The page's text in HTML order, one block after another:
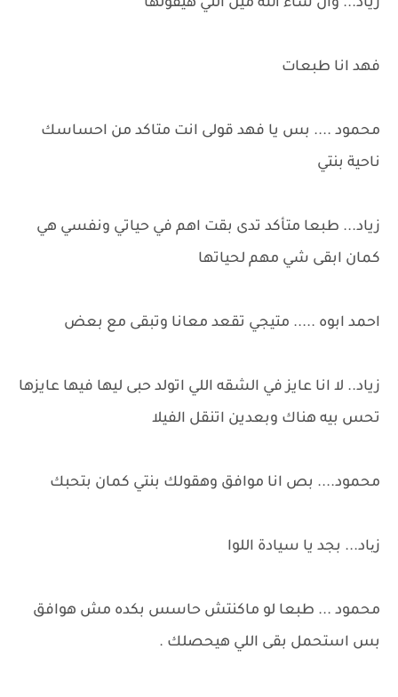
زياد... وان شاء الله مين اللي هيقولها
فهد انا طبعات
محمود .... بس يا فهد قولى انت متاكد من احساسك
ناحية بنتي
زياد... طبعا متأكد تدى بقت اهم في حياتي ونفسي هي
كمان ابقى شي مهم لحياتها
احمد ابوه ..... متيجي تقعد معانا وتبقى مع بعض
زياد.. لا انا عايز في الشقه اللي اتولد حبى ليها فيها عايزها
تحس بيه هناك وبعدين اتنقل الفيلا
محمود.... بص انا موافق وهقولك بنتي كمان بتحبك
زیاد... بجد يا سيادة اللوا
محمود ... طبعا لو ماكنتش حاسس بكده مش هوافق
بس استحمل بقى اللي هيحصلك .